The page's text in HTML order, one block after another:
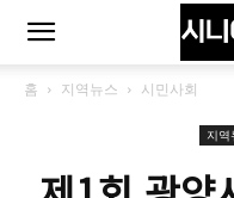
홈 지역뉴스 시민사회
지역